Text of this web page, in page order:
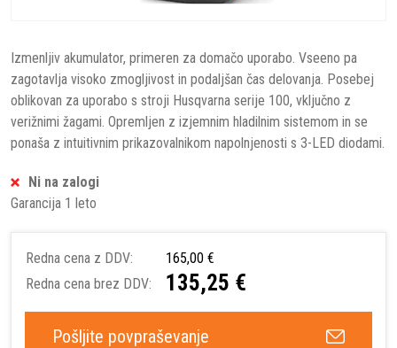
Izmenljiv akumulator, primeren za domačo uporabo. Vseeno pa
zagotavlja visoko zmogljivost in podaljšan čas delovanja. Posebej
oblikovan za uporabo s stroji Husqvarna serije 100, vključno z
verižnimi žagami. Opremljen z izjemnim hladilnim sistemom in se
ponaša z intuitivnim prikazovalnikom napolnjenosti s 3-LED diodami.
Ni na zalogi
Garancija 1 leto
Redna cena z DDV:
165,00 €
Redna cena brez DDV:
135,25 €
Pošljite povpraševanje